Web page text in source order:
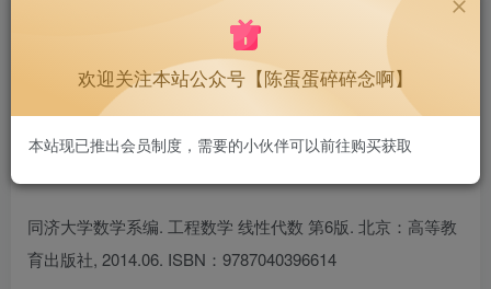
￥40 置顶 | 27考研网盘群，持续更新，
好用不贵~
1.3W+
同济大学数学系编. 工程数学 线性代数 第6版. 北京：高等教
育出版社, 2014.06. ISBN：9787040396614
欢迎关注本站公众号【陈蛋蛋碎碎念啊】
本站现已推出会员制度，需要的小伙伴可以前往购买获取